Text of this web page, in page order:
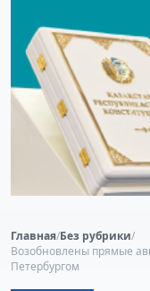
Главная/Без рубрики/
Возобновлены прямые
Петербургом